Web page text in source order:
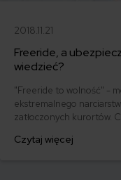
2018.11.21
Freeride, a
wiedzieć?
"Freeride to wolność" -
ekstremalnego
zatłoczonych kurortów.
Czytaj więcej